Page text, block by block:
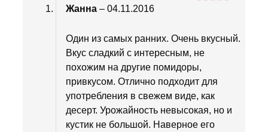
Жанна– 04.11.2016
Один из самых ранних. Очень вкусный.
Вкус сладкий с интересным, не
похожим на другие помидоры,
привкусом. Отлично подходит для
употребления в свежем виде, как
десерт. Урожайность невысокая, но и
кустик не большой. Наверное его